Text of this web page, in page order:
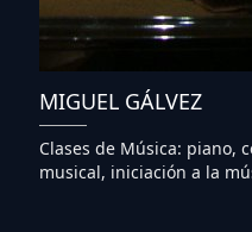
MIGUEL GÁLVEZ
Clases de Música: piano,
musical, iniciación a la